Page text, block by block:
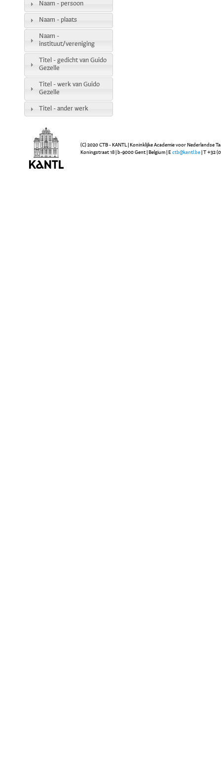
Naam - persoon
Naam - plaats
Naam -
instituut/vereniging
Titel - gedicht van Guido
Gezelle
Titel - werk van Guido
Gezelle
Titel - ander werk
(C) 2020 CTB - KANTL | Koninklijke Academie voor Nederlandse
Koningstraat 18 | b-9000 Gent | Belgium | E ctb@kantl.be | T +32